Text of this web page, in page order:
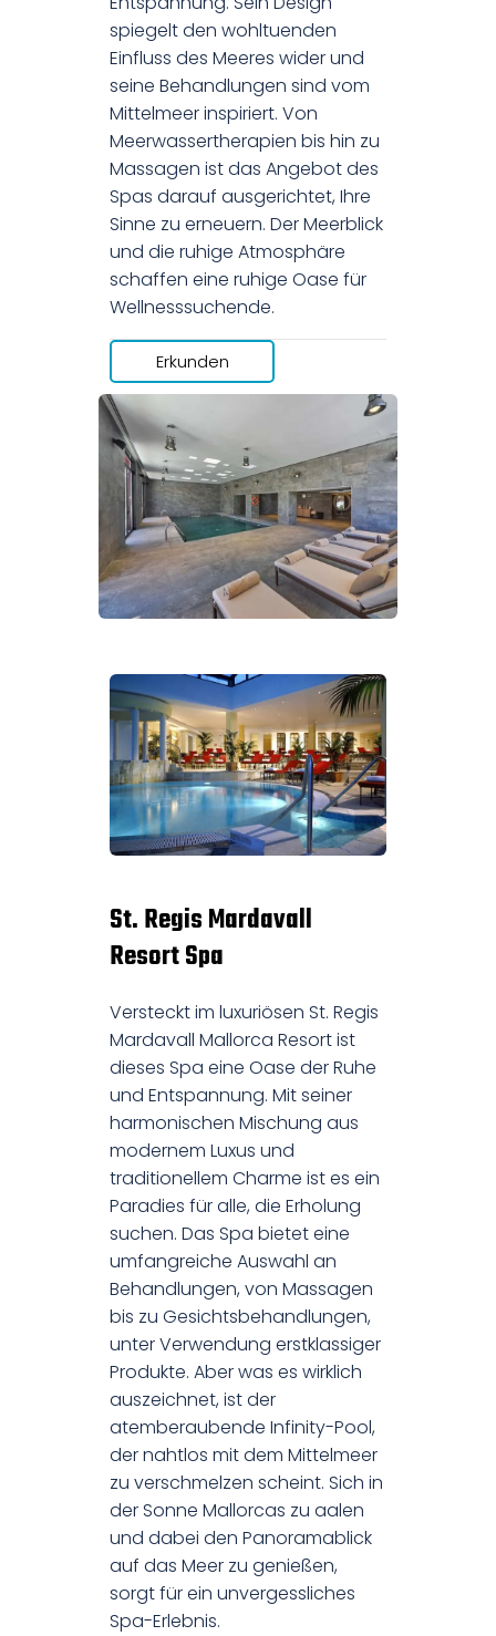
spiegelt den wohltuenden
Einfluss des Meeres wider und
seine Behandlungen sind vom
Mittelmeer inspiriert. Von
Meerwassertherapien bis hin zu
Massagen ist das Angebot des
Spas darauf ausgerichtet, Ihre
Sinne zu erneuern. Der Meerblick
und die ruhige Atmosphäre
schaffen eine ruhige Oase für
Wellnesssuchende.
Erkunden
St. Regis Mardavall
Resort Spa
Versteckt im luxuriösen St. Regis
Mardavall Mallorca Resort ist
dieses Spa eine Oase der Ruhe
und Entspannung. Mit seiner
harmonischen Mischung aus
modernem Luxus und
traditionellem Charme ist es ein
Paradies für alle, die Erholung
suchen. Das Spa bietet eine
umfangreiche Auswahl an
Behandlungen, von Massagen
bis zu Gesichtsbehandlungen,
unter Verwendung erstklassiger
Produkte. Aber was es wirklich
auszeichnet, ist der
atemberaubende Infinity-Pool,
der nahtlos mit dem Mittelmeer
zu verschmelzen scheint. Sich in
der Sonne Mallorcas zu aalen
und dabei den Panoramablick
auf das Meer zu genießen,
sorgt für ein unvergessliches
Spa-Erlebnis.